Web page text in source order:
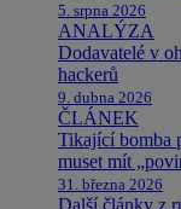
5. srpna 2026
ANALÝZA
Dodavatelé v
hackerů
9. dubna 2026
ČLÁNEK
Tikající bomba
muset mít
31. března 2026
Další články z